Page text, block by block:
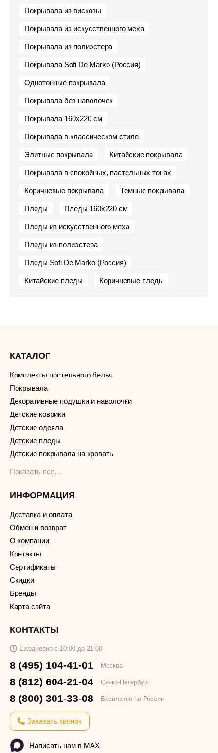
Покрывала из вискозы
Покрывала из искусственного меха
Покрывала из полиэстера
Покрывала Sofi De Marko (Россия)
Однотонные покрывала
Покрывала без наволочек
Покрывала 160х220 см
Покрывала в классическом стиле
Элитные покрывала Китайские покрывала
Покрывала в спокойных, пастельных тонах
Коричневые покрывала Темные покрывала
Пледы Пледы 160х220 см
Пледы из искусственного меха
Пледы из полиэстера
Пледы Sofi De Marko (Россия)
Китайские пледы Коричневые пледы
КАТАЛОГ
Комплекты постельного белья
Покрывала
Декоративные подушки и наволочки
Детские коврики
Детские одеяла
Детские пледы
Детские покрывала на кровать
Показать все…
ИНФОРМАЦИЯ
Доставка и оплата
Обмен и возврат
О компании
Контакты
Сертификаты
Скидки
Бренды
Карта сайта
КОНТАКТЫ
Ежедневно с 10:00 до 21:00
8 (495) 104-41-01 Москва
8 (812) 604-21-04 Санкт-Петербург
8 (800) 301-33-08 Бесплатно по России
Заказать звонок
Написать нам в MAX